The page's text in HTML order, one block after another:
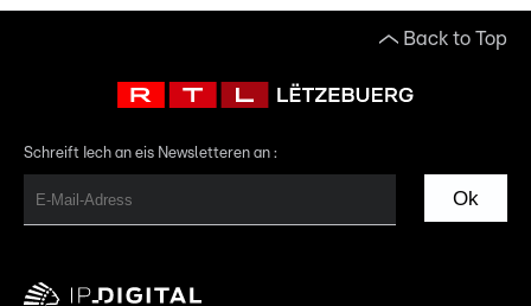
Back to Top
Schreift Iech an eis Newsletteren an :
Ok